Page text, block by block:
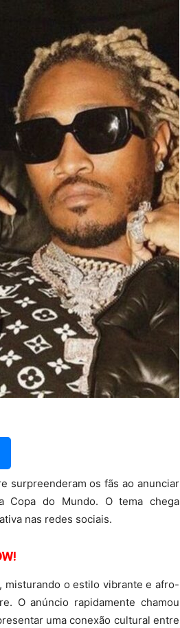
surpreenderam os fãs ao anunciar
Copa do Mundo. O tema chega
nas redes sociais.
misturando o estilo vibrante e afro-
O anúncio rapidamente chamou
uma conexão cultural entre